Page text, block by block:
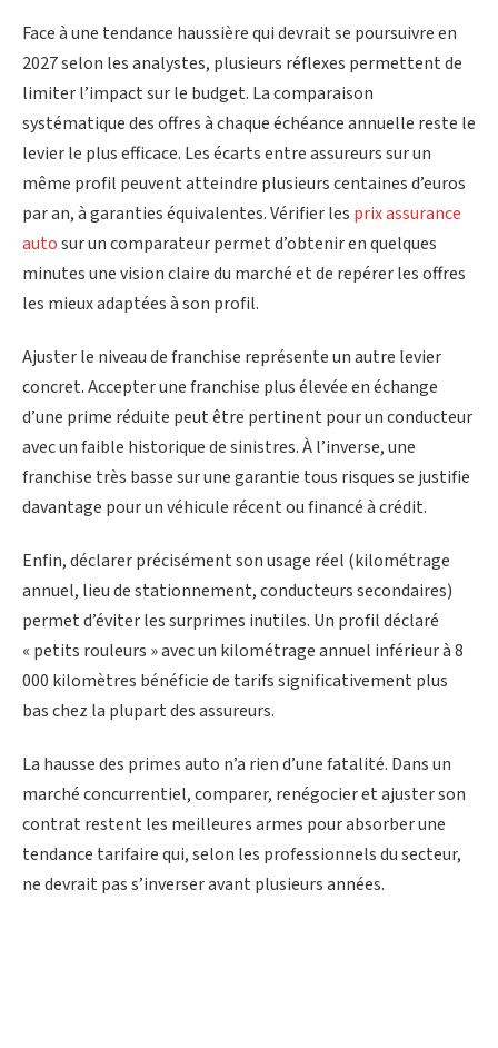
Face à une tendance haussière qui devrait se poursuivre en
2027 selon les analystes, plusieurs réflexes permettent de
limiter l’impact sur le budget. La comparaison
systématique des offres à chaque échéance annuelle reste le
levier le plus efficace. Les écarts entre assureurs sur un
même profil peuvent atteindre plusieurs centaines d’euros
par an, à garanties équivalentes. Vérifier les prix assurance
autosur un comparateur permet d’obtenir en quelques
minutes une vision claire du marché et de repérer les offres
les mieux adaptées à son profil.
Ajuster le niveau de franchise représente un autre levier
concret. Accepter une franchise plus élevée en échange
d’une prime réduite peut être pertinent pour un conducteur
avec un faible historique de sinistres. À l’inverse, une
franchise très basse sur une garantie tous risques se justifie
davantage pour un véhicule récent ou financé à crédit.
Enfin, déclarer précisément son usage réel (kilométrage
annuel, lieu de stationnement, conducteurs secondaires)
permet d’éviter les surprimes inutiles. Un profil déclaré
« petits rouleurs » avec un kilométrage annuel inférieur à 8
000 kilomètres bénéficie de tarifs significativement plus
bas chez la plupart des assureurs.
La hausse des primes auto n’a rien d’une fatalité. Dans un
marché concurrentiel, comparer, renégocier et ajuster son
contrat restent les meilleures armes pour absorber une
tendance tarifaire qui, selon les professionnels du secteur,
ne devrait pas s’inverser avant plusieurs années.